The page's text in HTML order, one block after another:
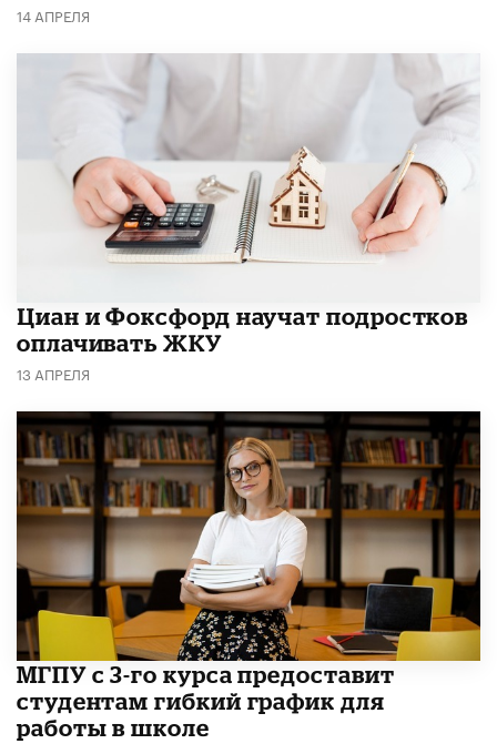
14 АПРЕЛЯ
Циан и Фоксфорд научат подростков
оплачивать ЖКУ
13 АПРЕЛЯ
МГПУ с 3-го курса предоставит
студентам гибкий график для
работы в школе